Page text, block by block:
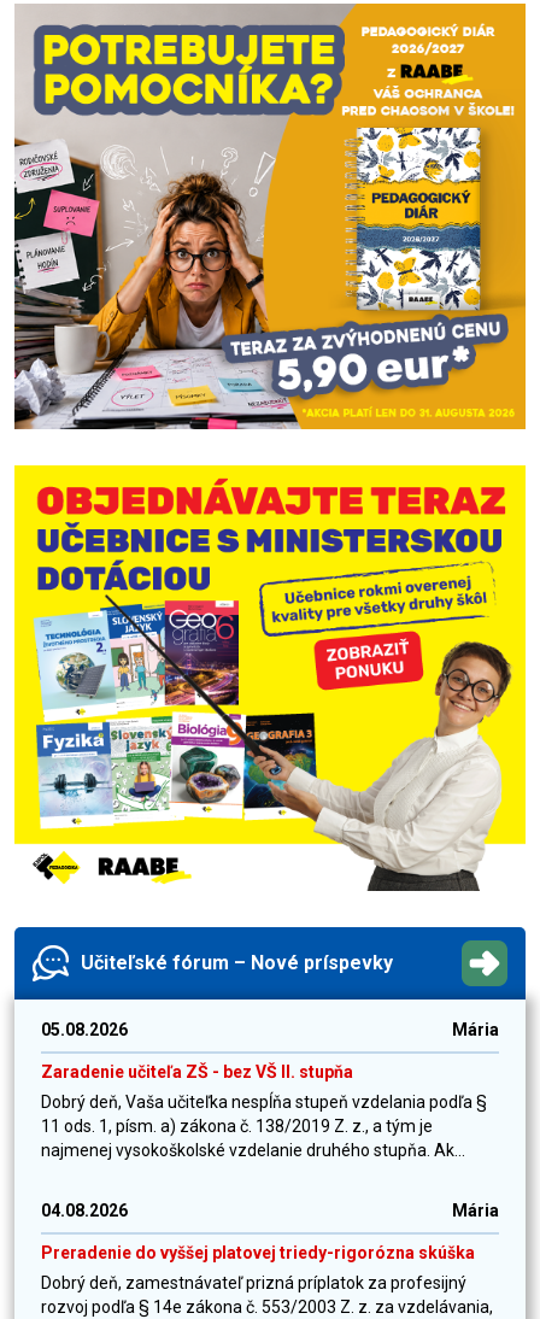
Učiteľské fórum – Nové príspevky
05.08.2026 Mária
Zaradenie učiteľa ZŠ - bez VŠ II. stupňa
Dobrý deň, Vaša učiteľka nespĺňa stupeň vzdelania podľa §
11 ods. 1, písm. a) zákona č. 138/2019 Z. z., a tým je
najmenej vysokoškolské vzdelanie druhého stupňa. Ak...
04.08.2026 Mária
Preradenie do vyššej platovej triedy-rigorózna skúška
Dobrý deň, zamestnávateľ prizná príplatok za profesijný
rozvoj podľa § 14e zákona č. 553/2003 Z. z. za vzdelávania,